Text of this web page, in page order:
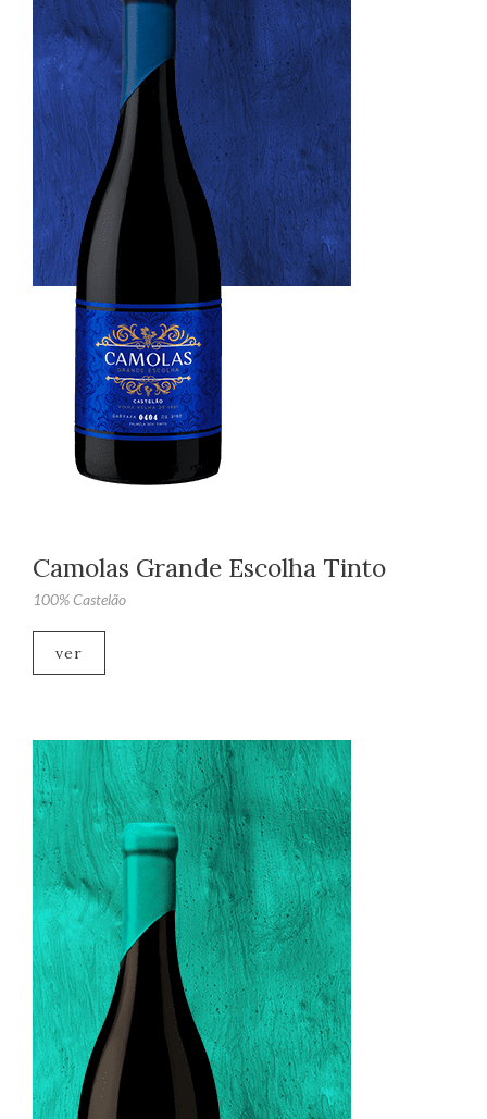
Camolas Grande Escolha Tinto
100% Castelão
ver